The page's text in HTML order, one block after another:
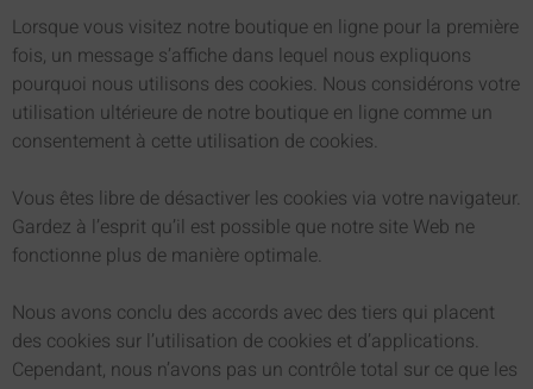
Lorsque vous visitez notre boutique en ligne pour la première
fois, un message s’affiche dans lequel nous expliquons
pourquoi nous utilisons des cookies. Nous considérons votre
utilisation ultérieure de notre boutique en ligne comme un
consentement à cette utilisation de cookies.
Vous êtes libre de désactiver les cookies via votre navigateur.
Gardez à l’esprit qu’il est possible que notre site Web ne
fonctionne plus de manière optimale.
Nous avons conclu des accords avec des tiers qui placent
des cookies sur l’utilisation de cookies et d’applications.
Cependant, nous n’avons pas un contrôle total sur ce que les